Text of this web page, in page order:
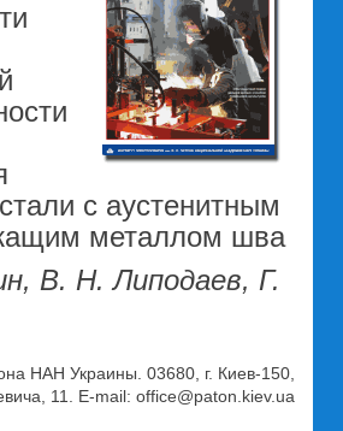
с аустенитным
металлом шва
В. Н. Липодаев, Г.
НАН Украины. 03680, г. Киев-150,
11. E-mail: office@paton.kiev.ua